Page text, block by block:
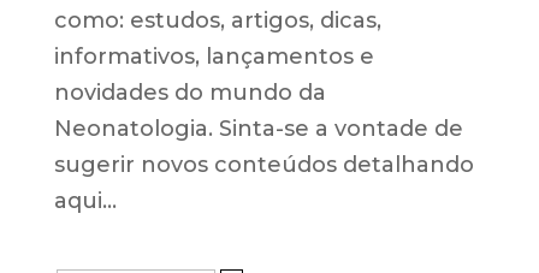
como: estudos, artigos, dicas,
informativos, lançamentos e
novidades do mundo da
Neonatologia. Sinta-se a vontade de
sugerir novos conteúdos detalhando
aqui...